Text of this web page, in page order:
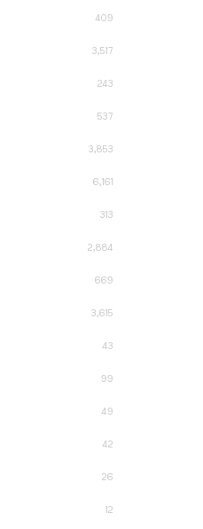
409
3,517
243
537
3,853
6,161
313
2,884
669
3,615
43
99
49
42
26
12